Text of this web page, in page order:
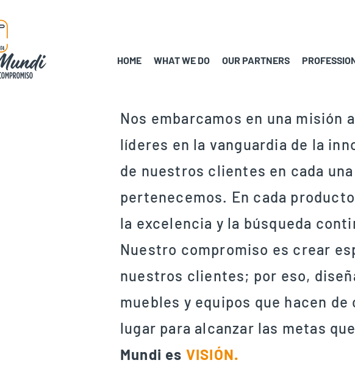
HOME WHAT WE DO OUR PARTNERS
Nos embarcamos en una misión
líderes en la vanguardia de la
de nuestros clientes en cada
pertenecemos. En cada
la excelencia y la búsqueda
Nuestro compromiso es crear
nuestros clientes; por eso,
muebles y equipos que hacen
lugar para alcanzar las metas
Mundi es VISIÓN.